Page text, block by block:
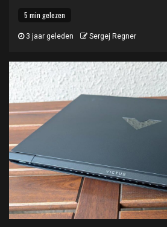
5 min gelezen
3 jaar geleden Sergej Regner